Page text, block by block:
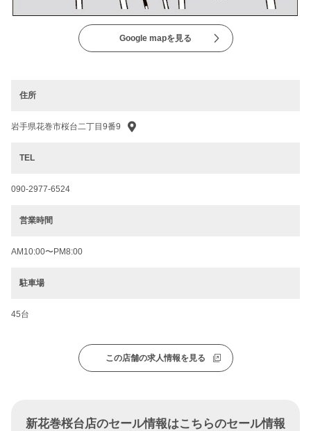
Google mapを見る
住所
岩手県花巻市桜台二丁目9番9
TEL
090-2977-6524
営業時間
AM10:00〜PM8:00
駐車場
45台
この店舗の求人情報を見る
新花巻桜台店のセール情報はこちらのセール情報